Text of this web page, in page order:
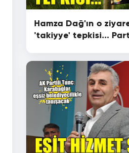
Hamza Dağ'ın o
'takiyye' tepkisi...